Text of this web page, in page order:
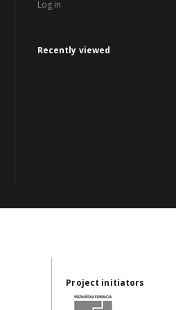
Log in
Recently viewed
Project initiators